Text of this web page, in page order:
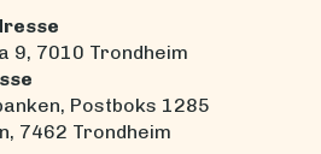
9, 7010 Trondheim
Postboks 1285
7462 Trondheim